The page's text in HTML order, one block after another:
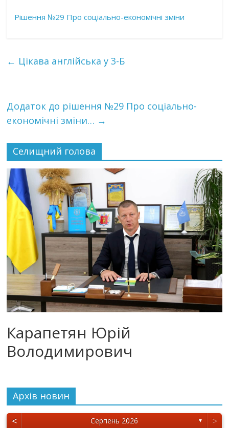
Рішення №29 Про соціально-економічні зміни
← Цікава англійська у 3-Б
Додаток до рішення №29 Про соціально-
економічні зміни… →
Селищний голова
Карапетян Юрій
Володимирович
Архiв новин
< Серпень 2026 ▼ >